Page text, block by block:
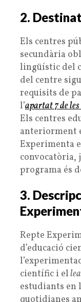
2.
Els centres
secundària
lingüístic del
del centre
requisits de
l’apartat 7 de les
Els centres
anteriorment
Experimenta
convocatòria,
programa és
3.
Repte
d’educació
científic i el
estudiants en